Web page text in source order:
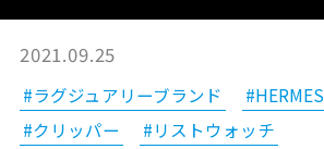
2021.09.25
#ラグジュアリーブランド #HERMES
#クリッパー
#リストウォッチ